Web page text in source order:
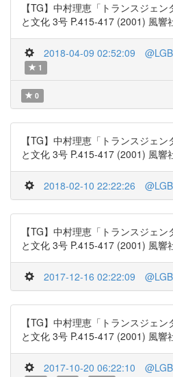
【TG】中村理恵「トランスジェ
と文化 3号 P.415-417 (2001) 風
2018-04-09 02:52:09
1
0
【TG】中村理恵「トランスジェ
と文化 3号 P.415-417 (2001) 風
2018-02-10 22:22:26
【TG】中村理恵「トランスジェ
と文化 3号 P.415-417 (2001) 風
2017-12-16 02:22:09
【TG】中村理恵「トランスジェ
と文化 3号 P.415-417 (2001) 風
2017-10-20 06:22:10